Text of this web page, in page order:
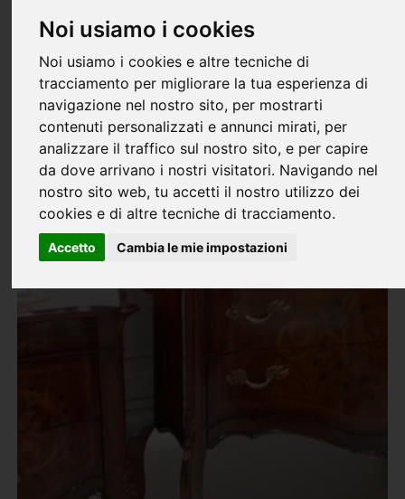
Noi usiamo i cookies
Noi usiamo i cookies e altre tecniche di
tracciamento per migliorare la tua esperienza di
navigazione nel nostro sito, per mostrarti
contenuti personalizzati e annunci mirati, per
analizzare il traffico sul nostro sito, e per capire
da dove arrivano i nostri visitatori. Navigando nel
nostro sito web, tu accetti il nostro utilizzo dei
cookies e di altre tecniche di tracciamento.
Accetto Cambia le mie impostazioni
OUTLET
CONTEMPORANEO
CLASSICO